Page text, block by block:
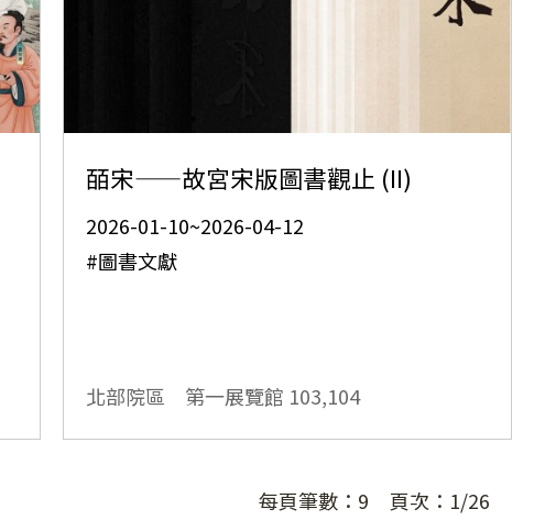
皕宋——故宮宋版圖書觀止 (II)
2026-01-10~2026-04-12
#圖書文獻
北部院區 第一展覽館 103,104
每頁筆數： 9 頁次： 1/26